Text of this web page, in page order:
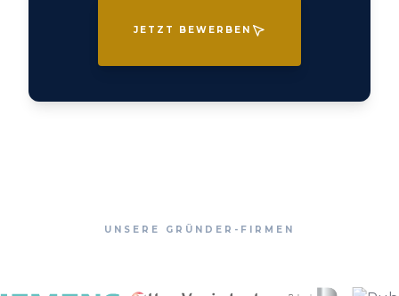
JETZT BEWERBEN
UNSERE GRÜNDER-FIRMEN